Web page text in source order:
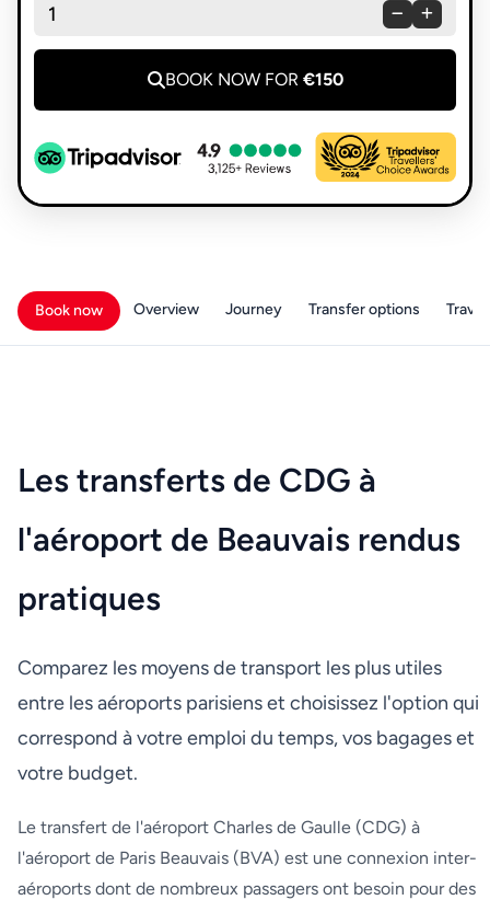
1
BOOK NOW FOR €150
Book now Overview Journey Transfer options
Les transferts de CDG à
l'aéroport de Beauvais rendus
pratiques
Comparez les moyens de transport les plus utiles
entre les aéroports parisiens et choisissez l'option qui
correspond à votre emploi du temps, vos bagages et
votre budget.
Le transfert de l'aéroport Charles de Gaulle (CDG) à
l'aéroport de Paris Beauvais (BVA) est une connexion inter-
aéroports dont de nombreux passagers ont besoin pour des